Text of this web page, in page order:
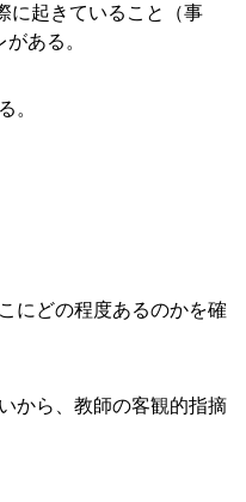
に起きていること（事
ある。
。
にどの程度あるのかを確
から、教師の客観的指摘